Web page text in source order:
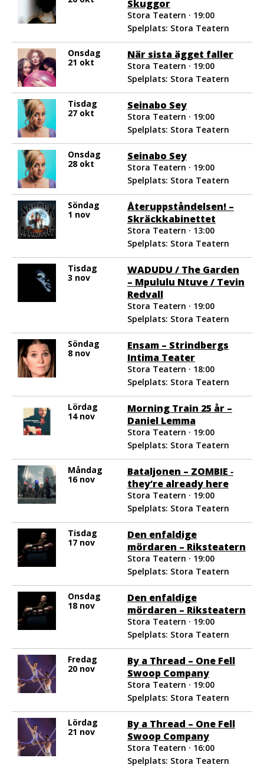
Skuggor
Stora Teatern · 19:00
Spelplats: Stora Teatern
Onsdag
21 okt
När sista ägget faller
Stora Teatern · 19:00
Spelplats: Stora Teatern
Tisdag
27 okt
Seinabo Sey
Stora Teatern · 19:00
Spelplats: Stora Teatern
Onsdag
28 okt
Seinabo Sey
Stora Teatern · 19:00
Spelplats: Stora Teatern
Söndag
1 nov
Återuppståndelsen! –
Skräckkabinettet
Stora Teatern · 13:00
Spelplats: Stora Teatern
Tisdag
3 nov
WADUDU / The Garden
– Mpululu Ntuve / Tevin
Redvall
Stora Teatern · 19:00
Spelplats: Stora Teatern
Söndag
8 nov
Ensam – Strindbergs
Intima Teater
Stora Teatern · 18:00
Spelplats: Stora Teatern
Lördag
14 nov
Morning Train 25 år –
Daniel Lemma
Stora Teatern · 19:00
Spelplats: Stora Teatern
Måndag
16 nov
Bataljonen – ZOMBIE ‐
they’re already here
Stora Teatern · 19:00
Spelplats: Stora Teatern
Tisdag
17 nov
Den enfaldige
mördaren – Riksteatern
Stora Teatern · 19:00
Spelplats: Stora Teatern
Onsdag
18 nov
Den enfaldige
mördaren – Riksteatern
Stora Teatern · 19:00
Spelplats: Stora Teatern
Fredag
20 nov
By a Thread – One Fell
Swoop Company
Stora Teatern · 19:00
Spelplats: Stora Teatern
Lördag
21 nov
By a Thread – One Fell
Swoop Company
Stora Teatern · 16:00
Spelplats: Stora Teatern